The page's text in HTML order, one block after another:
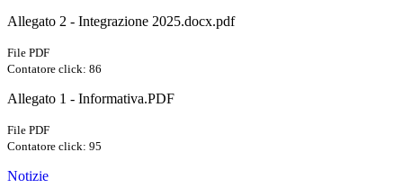
Allegato 2 - Integrazione 2025.docx.pdf
File PDF
Contatore click: 86
Allegato 1 - Informativa.PDF
File PDF
Contatore click: 95
Notizie